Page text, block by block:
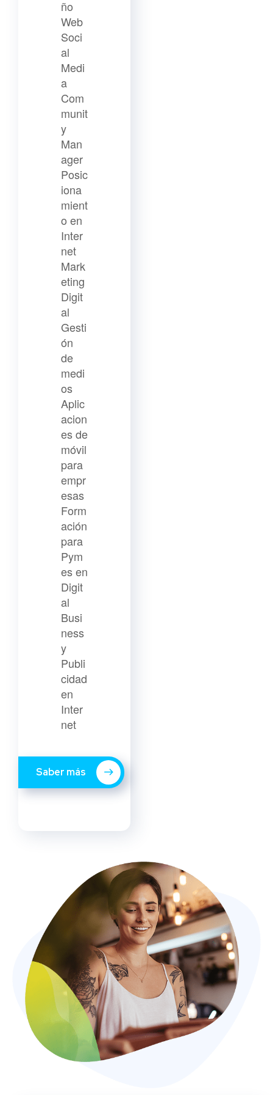
ño
Web
Soci
al
Medi
a
Com
munit
y
Man
ager
Posic
iona
mient
o en
Inter
net
Mark
eting
Digit
al
Gesti
ón
de
medi
os
Aplic
acion
es de
móvil
para
empr
esas
Form
ación
para
Pym
es en
Digit
al
Busi
ness
y
Publi
cidad
en
Inter
net
Saber más